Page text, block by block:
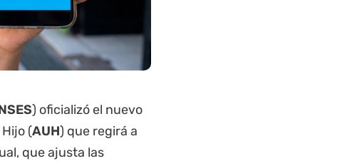
) oficializó el nuevo
(AUH) que regirá a
que ajusta las